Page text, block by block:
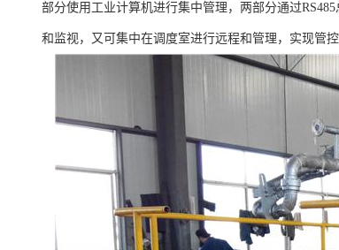
部分使用工业计算机进行集中管理，两部分通过
和监视，又可集中在调度室进行远程和管理，实现管控